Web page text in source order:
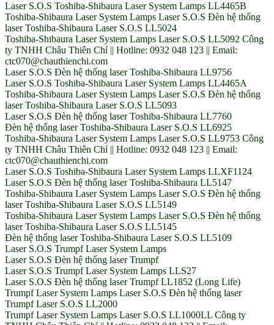
Laser S.O.S Toshiba-Shibaura Laser System Lamps LL4465B
Toshiba-Shibaura Laser System Lamps Laser S.O.S Đèn hệ thống
laser Toshiba-Shibaura Laser S.O.S LL5024
Toshiba-Shibaura Laser System Lamps Laser S.O.S LL5092 Công
ty TNHH Châu Thiên Chí || Hotline: 0932 048 123 || Email:
ctc070@chauthienchi.com
Laser S.O.S Đèn hệ thống laser Toshiba-Shibaura LL9756
Laser S.O.S Toshiba-Shibaura Laser System Lamps LL4465A
Toshiba-Shibaura Laser System Lamps Laser S.O.S Đèn hệ thống
laser Toshiba-Shibaura Laser S.O.S LL5093
Laser S.O.S Đèn hệ thống laser Toshiba-Shibaura LL7760
Đèn hệ thống laser Toshiba-Shibaura Laser S.O.S LL6925
Toshiba-Shibaura Laser System Lamps Laser S.O.S LL9753 Công
ty TNHH Châu Thiên Chí || Hotline: 0932 048 123 || Email:
ctc070@chauthienchi.com
Laser S.O.S Toshiba-Shibaura Laser System Lamps LLXF1124
Laser S.O.S Đèn hệ thống laser Toshiba-Shibaura LL5147
Toshiba-Shibaura Laser System Lamps Laser S.O.S Đèn hệ thống
laser Toshiba-Shibaura Laser S.O.S LL5149
Toshiba-Shibaura Laser System Lamps Laser S.O.S Đèn hệ thống
laser Toshiba-Shibaura Laser S.O.S LL5145
Đèn hệ thống laser Toshiba-Shibaura Laser S.O.S LL5109
Laser S.O.S Trumpf Laser System Lamps
Laser S.O.S Đèn hệ thống laser Trumpf
Laser S.O.S Trumpf Laser System Lamps LLS27
Laser S.O.S Đèn hệ thống laser Trumpf LL1852 (Long Life)
Trumpf Laser System Lamps Laser S.O.S Đèn hệ thống laser
Trumpf Laser S.O.S LL2000
Trumpf Laser System Lamps Laser S.O.S LL1000LL Công ty